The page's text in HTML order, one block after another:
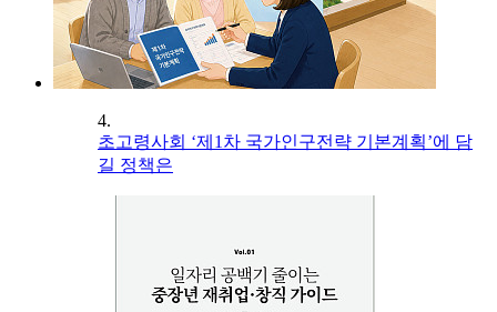
4.
초고령사회 ‘제1차 국가인구전략 기본계획’에 담
길 정책은